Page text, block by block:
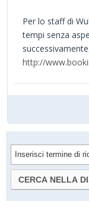
Per lo staff di
tempi senza
http://